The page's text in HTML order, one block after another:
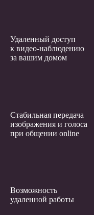
Удаленный доступ
к видео-наблюдению
за вашим домом
Стабильная передача
изображения и голоса
при общении online
Возможность
удаленной работы